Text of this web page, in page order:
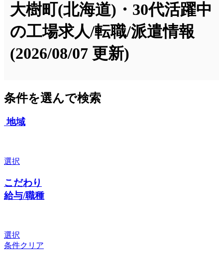
大樹町(北海道)・30代活躍中
の工場求人/転職/派遣情報
(2026/08/07 更新)
条件を選んで検索
地域
選択
こだわり
給与/職種
選択
条件クリア